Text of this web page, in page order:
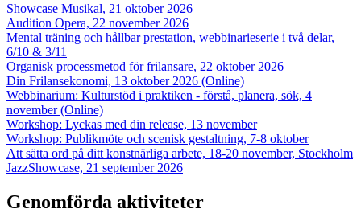
Showcase Musikal, 21 oktober 2026
Audition Opera, 22 november 2026
Mental träning och hållbar prestation, webbinarieserie i två delar,
6/10 & 3/11
Organisk processmetod för frilansare, 22 oktober 2026
Din Frilansekonomi, 13 oktober 2026 (Online)
Webbinarium: Kulturstöd i praktiken - förstå, planera, sök, 4
november (Online)
Workshop: Lyckas med din release, 13 november
Workshop: Publikmöte och scenisk gestaltning, 7-8 oktober
Att sätta ord på ditt konstnärliga arbete, 18-20 november, Stockholm
JazzShowcase, 21 september 2026
Genomförda aktiviteter